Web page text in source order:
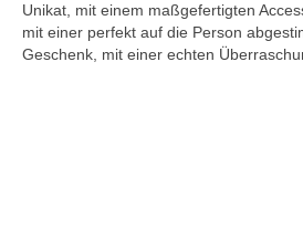
Unikat, mit einem maßgefertigten
mit einer perfekt auf die Person
Geschenk, mit einer echten